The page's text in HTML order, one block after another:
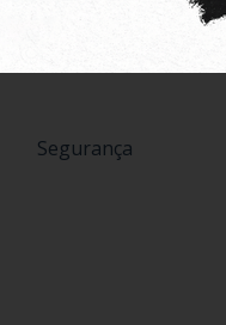
Segurança